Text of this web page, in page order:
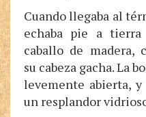
Cuando llegaba al
echaba pie a
caballo de madera,
su cabeza gacha. La
levemente abierta,
un resplandor